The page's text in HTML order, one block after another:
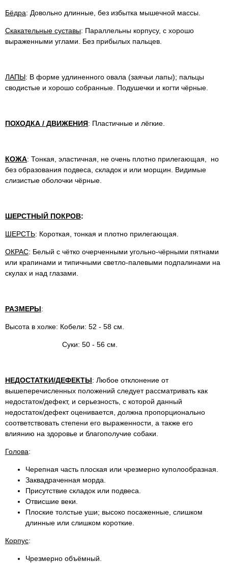
Бёдра: Довольно длинные, без избытка мышечной массы.
Скакательные суставы: Параллельны корпусу, с хорошо
выраженными углами. Без прибылых пальцев.
ЛАПЫ: В форме удлиненного овала (заячьи лапы); пальцы
сводистые и хорошо собранные. Подушечки и когти чёрные.
ПОХОДКА / ДВИЖЕНИЯ: Пластичные и лёгкие.
КОЖА: Тонкая, эластичная, не очень плотно прилегающая, но
без образования подвеса, складок и или морщин. Видимые
слизистые оболочки чёрные.
ШЕРСТНЫЙ ПОКРОВ:
ШЕРСТЬ: Короткая, тонкая и плотно прилегающая.
ОКРАС: Белый с чётко очерченными угольно-чёрными пятнами
или крапинами и типичными светло-палевыми подпалинами на
скулах и над глазами.
РАЗМЕРЫ:
Высота в холке: Кобели: 52 - 58 см.
Суки: 50 - 56 см.
НЕДОСТАТКИ/ДЕФЕКТЫ: Любое отклонение от
вышеперечисленных положений следует рассматривать как
недостаток/дефект, и серьезность, с которой данный
недостаток/дефект оценивается, должна пропорционально
соответствовать степени его выраженности, а также его
влиянию на здоровье и благополучие собаки.
Голова:
Черепная часть плоская или чрезмерно куполообразная.
Заквадраченная морда.
Присутствие складок или подвеса.
Отвисшие веки.
Плоские толстые уши; высоко посаженные, слишком
длинные или слишком короткие.
Корпус:
Чрезмерно объёмный.